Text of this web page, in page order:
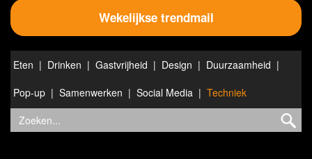
Wekelijkse trendmail
Eten Drinken Gastvrijheid Design
Duurzaamheid
Pop-up
Samenwerken Social Media Techniek